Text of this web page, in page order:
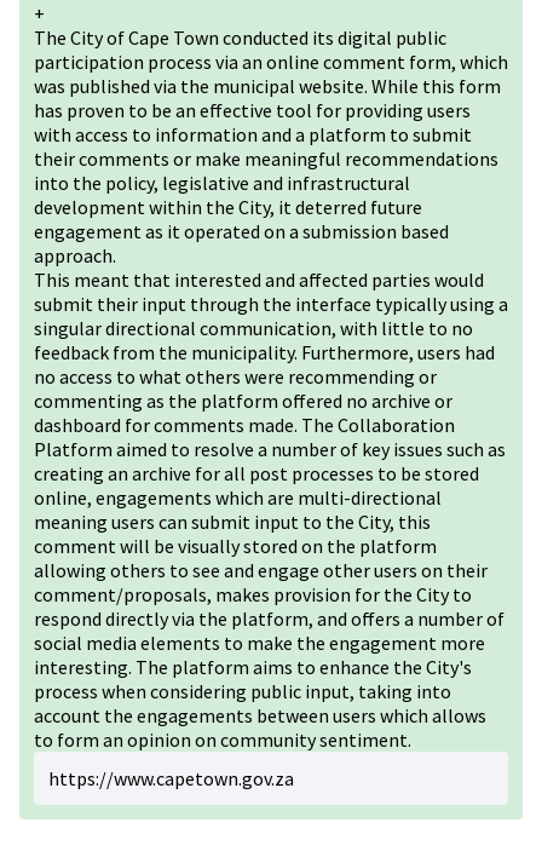
+
The City of Cape Town conducted its digital public
participation process via an online comment form, which
was published via the municipal website. While this form
has proven to be an effective tool for providing users
with access to information and a platform to submit
their comments or make meaningful recommendations
into the policy, legislative and infrastructural
development within the City, it deterred future
engagement as it operated on a submission based
approach.
This meant that interested and affected parties would
submit their input through the interface typically using a
singular directional communication, with little to no
feedback from the municipality. Furthermore, users had
no access to what others were recommending or
commenting as the platform offered no archive or
dashboard for comments made. The Collaboration
Platform aimed to resolve a number of key issues such as
creating an archive for all post processes to be stored
online, engagements which are multi-directional
meaning users can submit input to the City, this
comment will be visually stored on the platform
allowing others to see and engage other users on their
comment/proposals, makes provision for the City to
respond directly via the platform, and offers a number of
social media elements to make the engagement more
interesting. The platform aims to enhance the City's
process when considering public input, taking into
account the engagements between users which allows
to form an opinion on community sentiment.
https://www.capetown.gov.za